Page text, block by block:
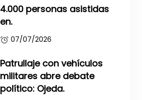
4.000 personas asistidas
en.
07/07/2026
Patrullaje con vehículos
militares abre debate
político: Ojeda.